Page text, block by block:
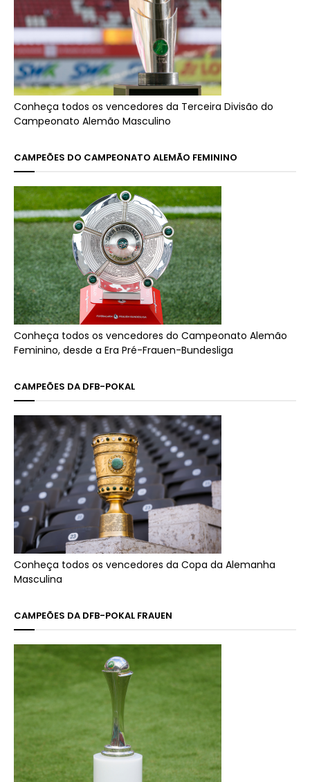
Conheça todos os vencedores da Terceira Divisão do
Campeonato Alemão Masculino
CAMPEÕES DO CAMPEONATO ALEMÃO FEMININO
Conheça todos os vencedores do Campeonato Alemão
Feminino, desde a Era Pré-Frauen-Bundesliga
CAMPEÕES DA DFB-POKAL
Conheça todos os vencedores da Copa da Alemanha
Masculina
CAMPEÕES DA DFB-POKAL FRAUEN